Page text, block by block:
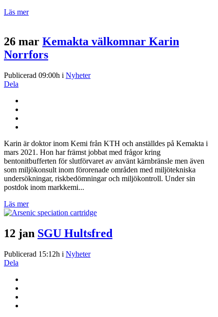
Läs mer
26 mar Kemakta välkomnar Karin
Norrfors
Publicerad 09:00h i Nyheter
Dela
Karin är doktor inom Kemi från KTH och anställdes på Kemakta i
mars 2021. Hon har främst jobbat med frågor kring
bentonitbufferten för slutförvaret av använt kärnbränsle men även
som miljökonsult inom förorenade områden med miljötekniska
undersökningar, riskbedömningar och miljökontroll. Under sin
postdok inom markkemi...
Läs mer
12 jan SGU Hultsfred
Publicerad 15:12h i Nyheter
Dela